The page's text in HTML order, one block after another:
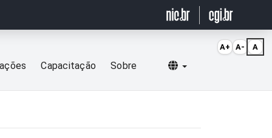
Capacitação Sobre Selecionar idioma
A+ A- A